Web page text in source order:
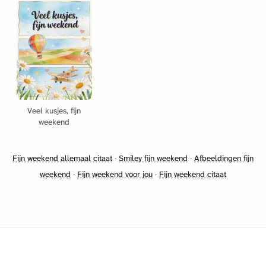
Veel kusjes, fijn
weekend
Fijn weekend allemaal citaat · Smiley fijn weekend · Afbeeldingen fijn
weekend · Fijn weekend voor jou · Fijn weekend citaat